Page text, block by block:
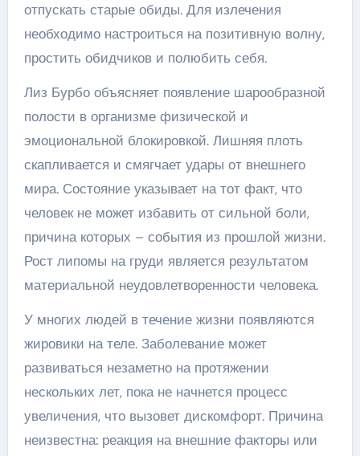
отпускать старые обиды. Для излечения
необходимо настроиться на позитивную волну,
простить обидчиков и полюбить себя.
Лиз Бурбо объясняет появление шарообразной
полости в организме физической и
эмоциональной блокировкой. Лишняя плоть
скапливается и смягчает удары от внешнего
мира. Состояние указывает на тот факт, что
человек не может избавить от сильной боли,
причина которых – события из прошлой жизни.
Рост липомы на груди является результатом
материальной неудовлетворенности человека.
У многих людей в течение жизни появляются
жировики на теле. Заболевание может
развиваться незаметно на протяжении
нескольких лет, пока не начнется процесс
увеличения, что вызовет дискомфорт. Причина
неизвестна: реакция на внешние факторы или